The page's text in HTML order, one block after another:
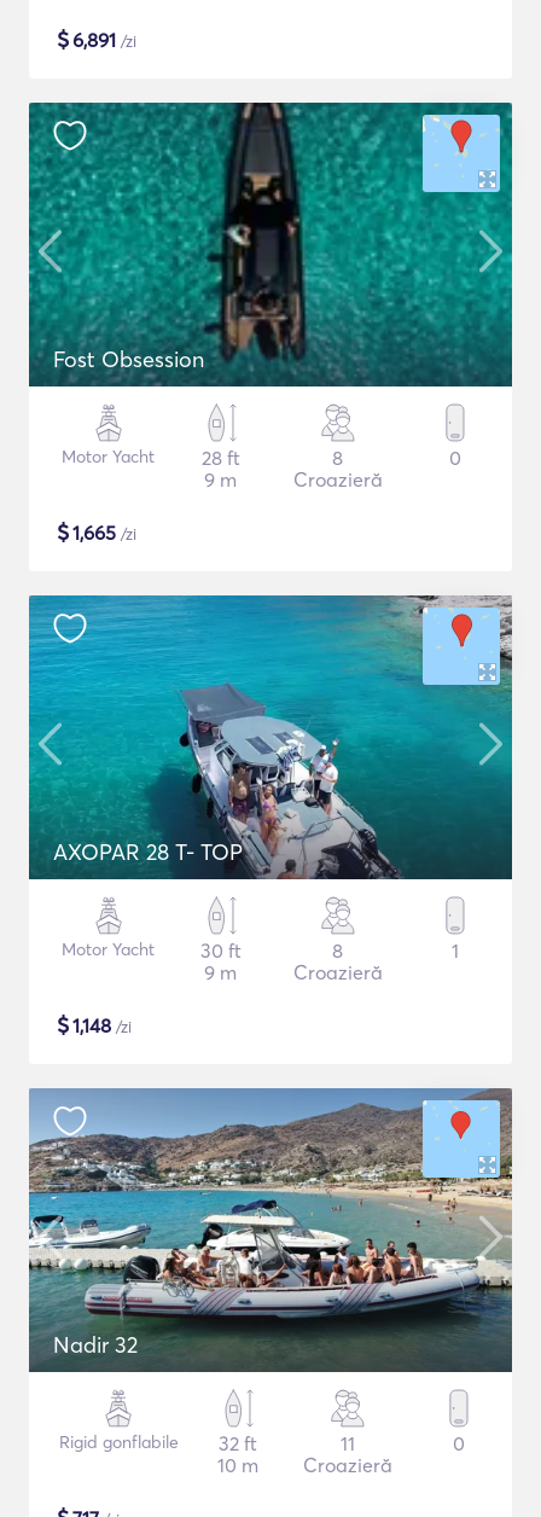
$6,891 /zi
Fost Obsession
Motor Yacht
28 ft
9 m
8
Croazieră
0
$1,665 /zi
AXOPAR 28 T- TOP
Motor Yacht
30 ft
9 m
8
Croazieră
1
$1,148 /zi
Nadir 32
Rigid gonflabile
32 ft
10 m
11
Croazieră
0